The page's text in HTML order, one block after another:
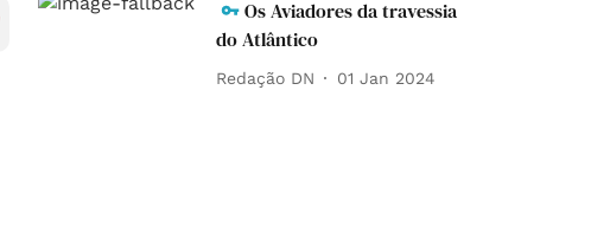
Os Aviadores da travessia
do Atlântico
Redação DN 01 Jan 2024